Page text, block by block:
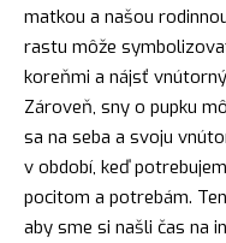
matkou a našou
rastu môže
koreňmi a nájsť
Zároveň, sny o pupku
sa na seba a svoju
v období, keď
pocitom a potrebám.
aby sme si našli čas na